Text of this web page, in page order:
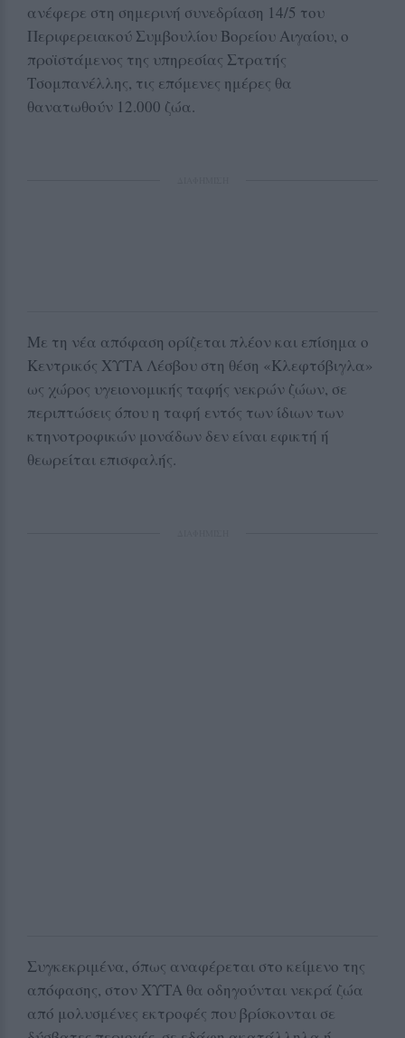
ανέφερε στη σημερινή συνεδρίαση 14/5 του
Περιφερειακού Συμβουλίου Βορείου Αιγαίου, ο
προϊστάμενος της υπηρεσίας Στρατής
Τσομπανέλλης, τις επόμενες ημέρες θα
θανατωθούν 12.000 ζώα.
Με τη νέα απόφαση ορίζεται πλέον και επίσημα ο
Κεντρικός ΧΥΤΑ Λέσβου στη θέση «Κλεφτόβιγλα»
ως χώρος υγειονομικής ταφής νεκρών ζώων, σε
περιπτώσεις όπου η ταφή εντός των ίδιων των
κτηνοτροφικών μονάδων δεν είναι εφικτή ή
θεωρείται επισφαλής.
Συγκεκριμένα, όπως αναφέρεται στο κείμενο της
απόφασης, στον ΧΥΤΑ θα οδηγούνται νεκρά ζώα
από μολυσμένες εκτροφές που βρίσκονται σε